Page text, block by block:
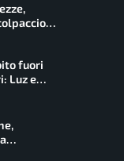
Baraldi
fuori
Luz e